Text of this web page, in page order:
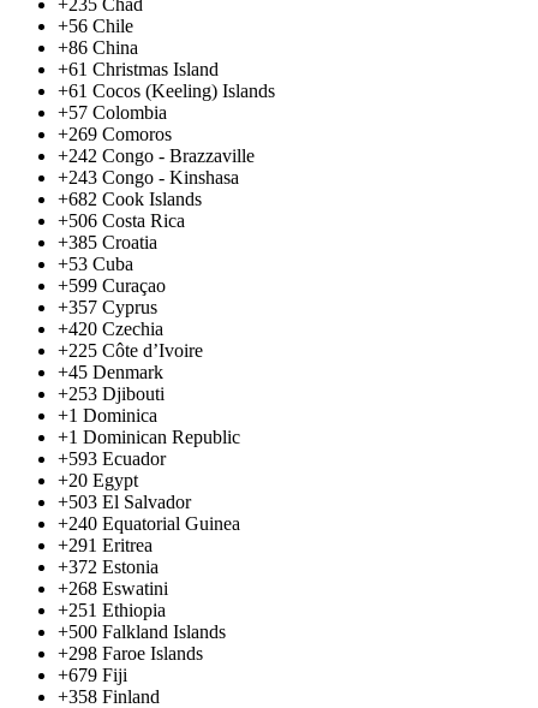
+235 Chad
+56 Chile
+86 China
+61 Christmas Island
+61 Cocos (Keeling) Islands
+57 Colombia
+269 Comoros
+242 Congo - Brazzaville
+243 Congo - Kinshasa
+682 Cook Islands
+506 Costa Rica
+385 Croatia
+53 Cuba
+599 Curaçao
+357 Cyprus
+420 Czechia
+225 Côte d’Ivoire
+45 Denmark
+253 Djibouti
+1 Dominica
+1 Dominican Republic
+593 Ecuador
+20 Egypt
+503 El Salvador
+240 Equatorial Guinea
+291 Eritrea
+372 Estonia
+268 Eswatini
+251 Ethiopia
+500 Falkland Islands
+298 Faroe Islands
+679 Fiji
+358 Finland